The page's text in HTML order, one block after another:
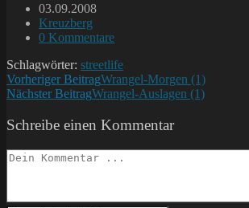
Beitrag
veröffentlicht:
03.09.2008
Beitrags-
Kategorie:
Kreuzberg
Beitrags-
0 Kommentare
Schlagwörter: streetlife
Weitere
Artikel
ansehen
Vorheriger BeitragWrangel-Morgen (1)
Nächster BeitragWrangel-Auslagen (1)
Schreibe einen Kommentar
Kommentieren